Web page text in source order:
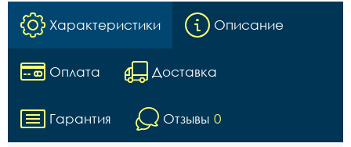
Характеристики Описание
Оплата Доставка
Гарантия Отзывы 0